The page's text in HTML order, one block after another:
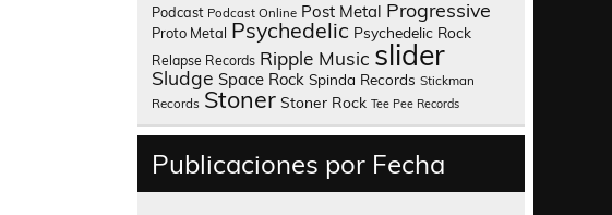
Podcast Podcast Online Post Metal Progressive
Proto Metal Psychedelic Psychedelic Rock
Relapse Records Ripple Music slider
Sludge Space Rock Spinda Records Stickman
Records Stoner Stoner Rock Tee Pee Records
Publicaciones por Fecha